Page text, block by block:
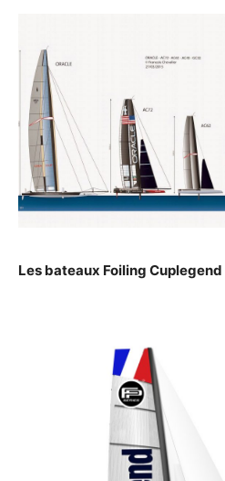
Les bateaux Foiling Cuplegend